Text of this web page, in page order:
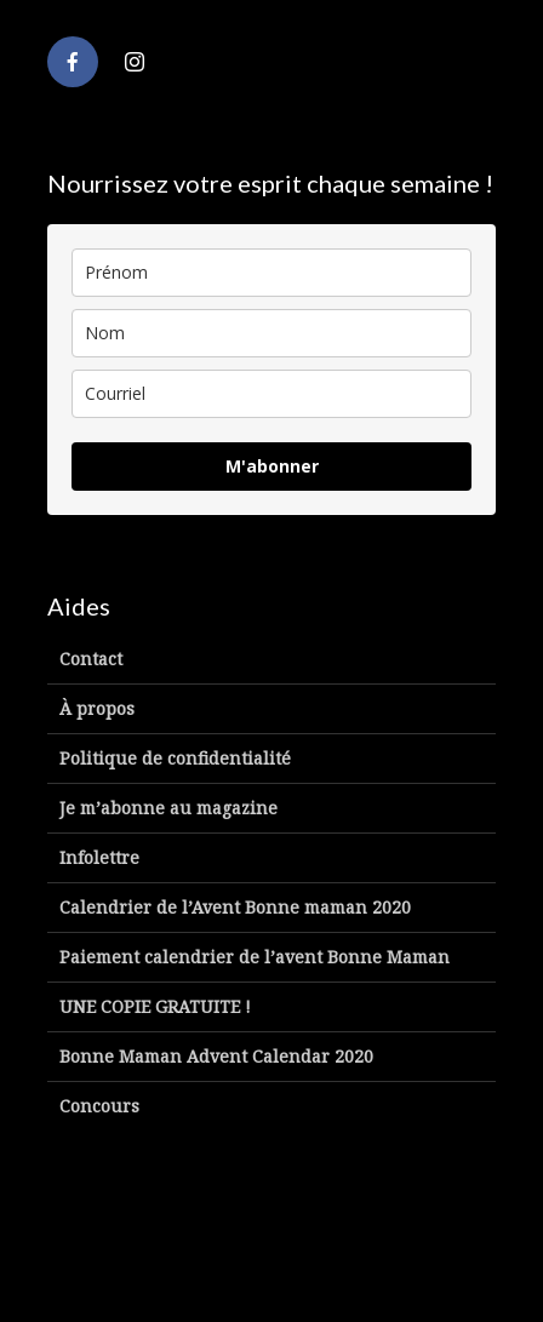
Nourrissez votre esprit chaque semaine !
M'abonner
Aides
Contact
À propos
Politique de confidentialité
Je m’abonne au magazine
Infolettre
Calendrier de l’Avent Bonne maman 2020
Paiement calendrier de l’avent Bonne Maman
UNE COPIE GRATUITE !
Bonne Maman Advent Calendar 2020
Concours